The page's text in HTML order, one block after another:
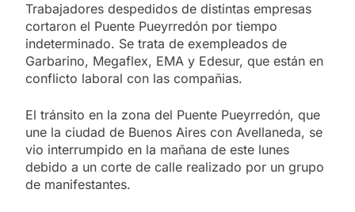
Trabajadores despedidos de distintas empresas
cortaron el Puente Pueyrredón por tiempo
indeterminado. Se trata de exempleados de
Garbarino, Megaflex, EMA y Edesur, que están en
conflicto laboral con las compañias.
El tránsito en la zona del Puente Pueyrredón, que
une la ciudad de Buenos Aires con Avellaneda, se
vio interrumpido en la mañana de este lunes
debido a un corte de calle realizado por un grupo
de manifestantes.